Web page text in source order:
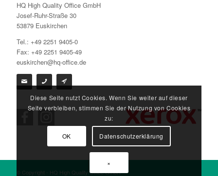
HQ High Quality Office GmbH
Josef-Ruhr-Straße 30
53879 Euskirchen
Tel.: +49 2251 9405-0
Fax: +49 2251 9405-49
euskirchen@hq-office.de
© Copyright - HQ High Quality Office GmbH
Diese Seite nutzt Cookies. Wenn Sie weiter auf dieser
Seite verbleiben, stimmen Sie der Nutzung von Cookies
zu:
OK Datenschutzerklärung
×